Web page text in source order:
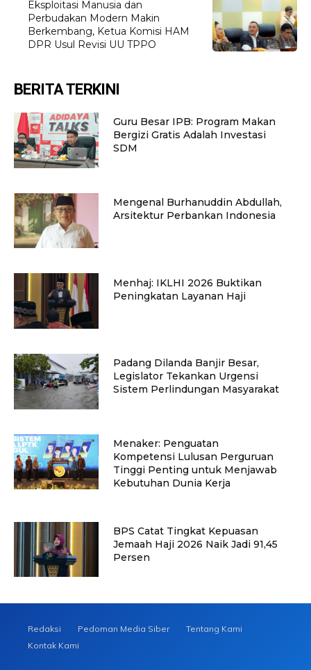
Eksploitasi Manusia dan
Perbudakan Modern Makin
Berkembang, Ketua Komisi HAM
DPR Usul Revisi UU TPPO
BERITA TERKINI
Guru Besar IPB: Program Makan
Bergizi Gratis Adalah Investasi
SDM
Mengenal Burhanuddin Abdullah,
Arsitektur Perbankan Indonesia
Menhaj: IKLHI 2026 Buktikan
Peningkatan Layanan Haji
Padang Dilanda Banjir Besar,
Legislator Tekankan Urgensi
Sistem Perlindungan Masyarakat
Menaker: Penguatan
Kompetensi Lulusan Perguruan
Tinggi Penting untuk Menjawab
Kebutuhan Dunia Kerja
BPS Catat Tingkat Kepuasan
Jemaah Haji 2026 Naik Jadi 91,45
Persen
Redaksi Pedoman Media Siber
Tentang Kami
Kontak Kami